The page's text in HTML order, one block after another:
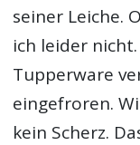
seiner Leiche.
ich leider
Tupperware
eingefroren.
kein Scherz.